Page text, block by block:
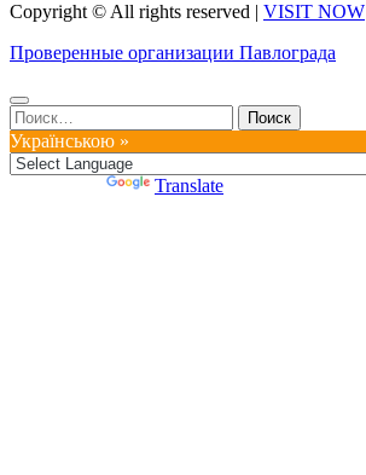
Copyright © All rights reserved | VISIT NOW
Проверенные организации Павлограда
Найти:
Українською »
Translate